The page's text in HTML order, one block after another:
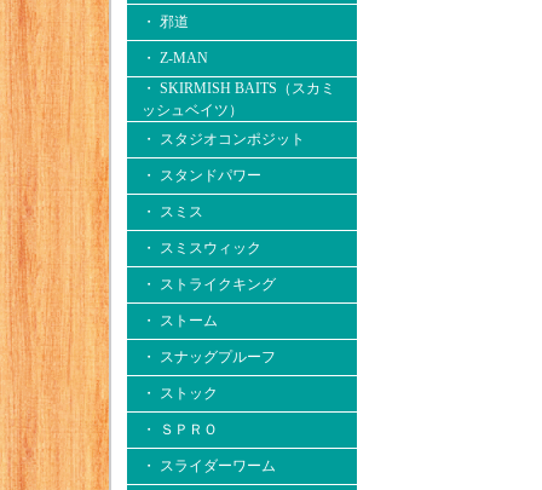
・ 邪道
・ Z-MAN
・ SKIRMISH BAITS（スカミ
ッシュベイツ）
・ スタジオコンポジット
・ スタンドパワー
・ スミス
・ スミスウィック
・ ストライクキング
・ ストーム
・ スナッグプルーフ
・ ストック
・ ＳＰＲＯ
・ スライダーワーム